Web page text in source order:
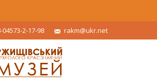
04573-2-17-98 rakm@ukr.net